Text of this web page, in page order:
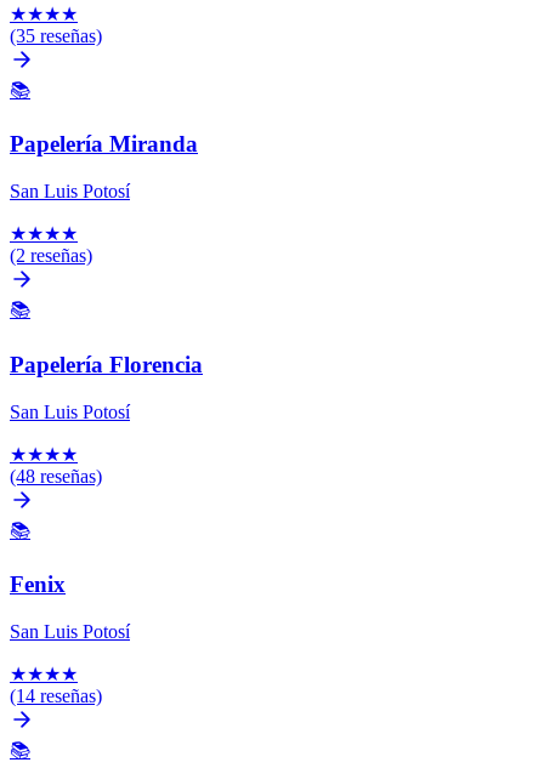
★★★★
(35 reseñas)
📚
Papelería Miranda
San Luis Potosí
★★★★
(2 reseñas)
📚
Papelería Florencia
San Luis Potosí
★★★★
(48 reseñas)
📚
Fenix
San Luis Potosí
★★★★
(14 reseñas)
📚